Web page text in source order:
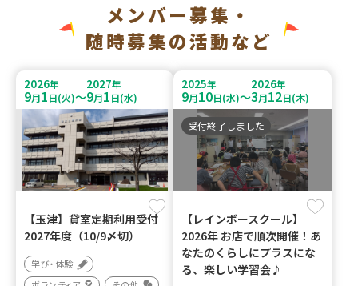
メンバー募集・
随時募集の活動など
2026年
9月1日(火)～
2027年
9月1日(水)
【玉津】貸室定期利用受付
2027年度（10/9〆切）
学び・体験
2025年
9月10日(水)～
2026年
3月12日(木)
受付終了しました
【レインボースクール】
2026年 お店で順次開催！あ
なたのくらしにプラスにな
る、楽しい学習会♪